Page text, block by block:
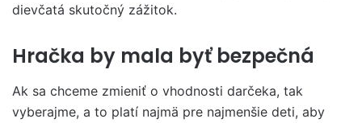
dievčatá skutočný zážitok.
Hračka by mala byť bezpečná
Ak sa chceme zmieniť o vhodnosti darčeka, tak
vyberajme, a to platí najmä pre najmenšie deti, aby